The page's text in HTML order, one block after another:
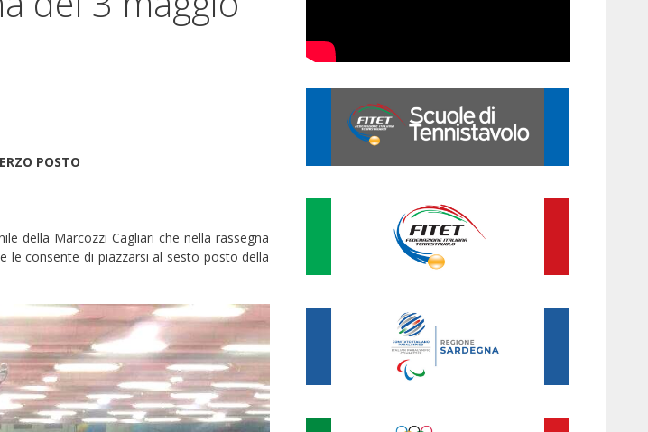
POSTO
della Marcozzi Cagliari che nella rassegna
le consente di piazzarsi al sesto posto della